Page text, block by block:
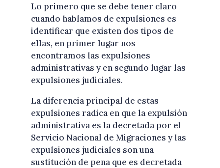
Lo primero que se debe tener claro
cuando hablamos de expulsiones es
identificar que existen dos tipos de
ellas, en primer lugar nos
encontramos las expulsiones
administrativas y en segundo lugar las
expulsiones judiciales.
La diferencia principal de estas
expulsiones radica en que la expulsión
administrativa es la decretada por el
Servicio Nacional de Migraciones y las
expulsiones judiciales son una
sustitución de pena que es decretada